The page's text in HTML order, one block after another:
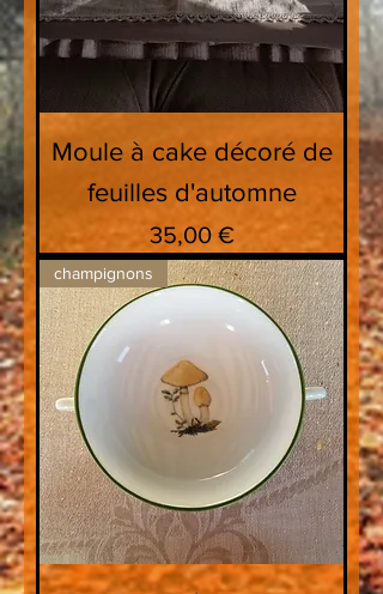
Moule à cake décoré de
feuilles d'automne
Prix
35,00 €
champignons